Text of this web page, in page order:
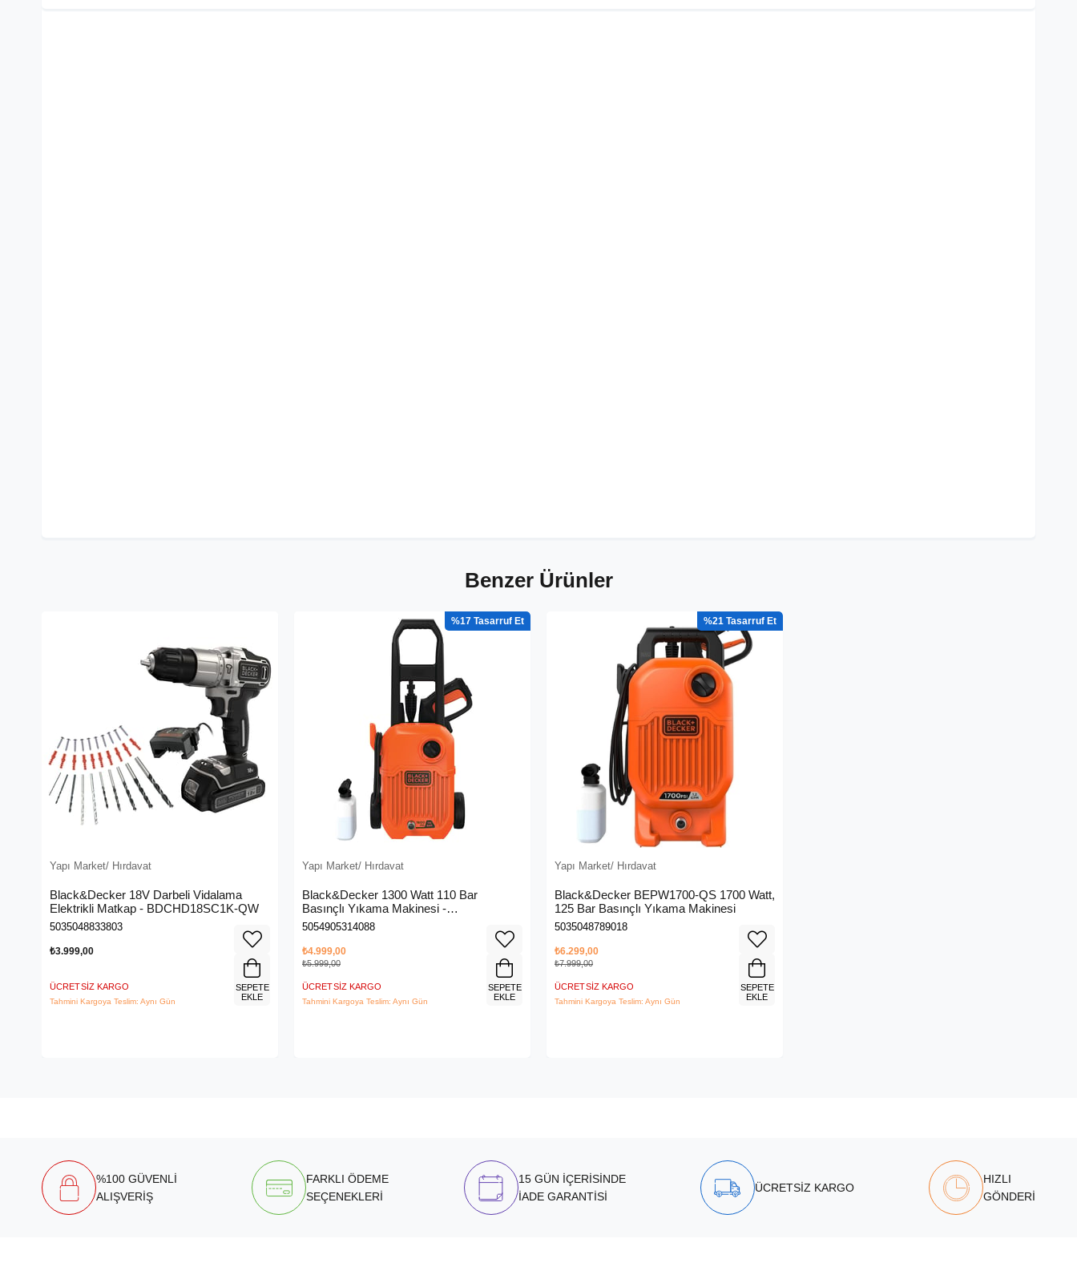
Benzer Ürünler
Yapı Market/ Hırdavat
Black&Decker 18V Darbeli Vidalama
Elektrikli Matkap - BDCHD18SC1K-QW
5035048833803
₺3.999,00
ÜCRETSIZ KARGO
Tahmini Kargoya Teslim: Aynı Gün
SEPETE
EKLE
Yapı Market/ Hırdavat
Black&Decker 1300 Watt 110 Bar
Basınçlı Yıkama Makinesi -
(BEPW1300L-QS)
5054905314088
₺4.999,00
₺5.999,00
ÜCRETSIZ KARGO
Tahmini Kargoya Teslim: Aynı Gün
%17
SEPETE
EKLE
Yapı Market/ Hırdavat
Black&Decker BEPW1700-QS 1700 Watt,
125 Bar Basınçlı Yıkama Makinesi
5035048789018
₺6.299,00
₺7.999,00
ÜCRETSIZ KARGO
Tahmini Kargoya Teslim: Aynı Gün
%21
SEPETE
EKLE
%100 GÜVENLİ
ALIŞVERİŞ
FARKLI ÖDEME
SEÇENEKLERİ
15 GÜN İÇERİSİNDE
İADE GARANTİSİ
ÜCRETSİZ KARGO
HIZLI
GÖNDERİ